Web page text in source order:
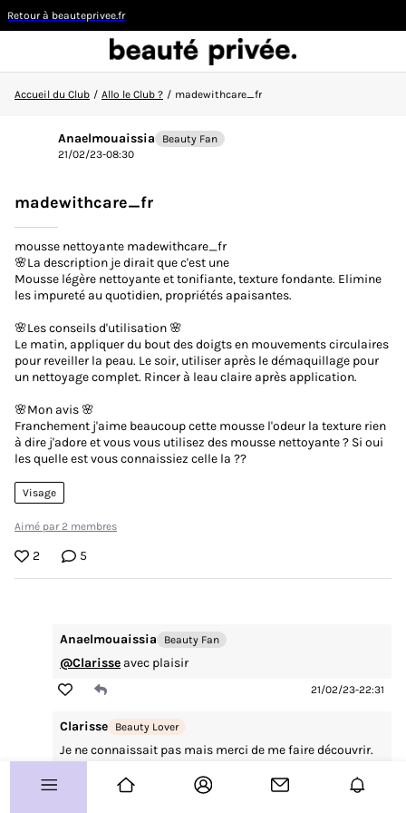
Retour à beauteprivee.fr
Visiteur
👋Nouvelle sur la communauté ? Découvrez comment
faire vos premiers pas ici !
ACCUEIL DU CLUB
ACTUALITÉS
Vos coups de coeur
Routines
Avis produits
Concours
Allo le Club ?
Guide de démarrage
Paramètre des cookies
Plan de site
CGU
Charte Communautaire
Accueil du Club / Allo le Club ? / madewithcare_fr
Anaelmouaissia
Beauty Fan
21/02/23-08:30
madewithcare_fr
mousse nettoyante madewithcare_fr
🌸La description je dirait que c'est une
Mousse légère nettoyante et tonifiante, texture fondante. Elimine
les impureté au quotidien, propriétés apaisantes.
🌸Les conseils d'utilisation 🌸
Le matin, appliquer du bout des doigts en mouvements circulaires
pour reveiller la peau. Le soir, utiliser après le démaquillage pour
un nettoyage complet. Rincer à leau claire après application.
🌸Mon avis 🌸
Franchement j'aime beaucoup cette mousse l'odeur la texture rien
à dire j'adore et vous vous utilisez des mousse nettoyante ? Si oui
les quelle est vous connaissiez celle la ??
Visage
Aimé par 2 membres
2 5
Anaelmouaissia Beauty Fan
@Clarisse avec plaisir
21/02/23-22:31
Clarisse Beauty Lover
Je ne connaissait pas mais merci de me faire découvrir.
21/02/23-18:15